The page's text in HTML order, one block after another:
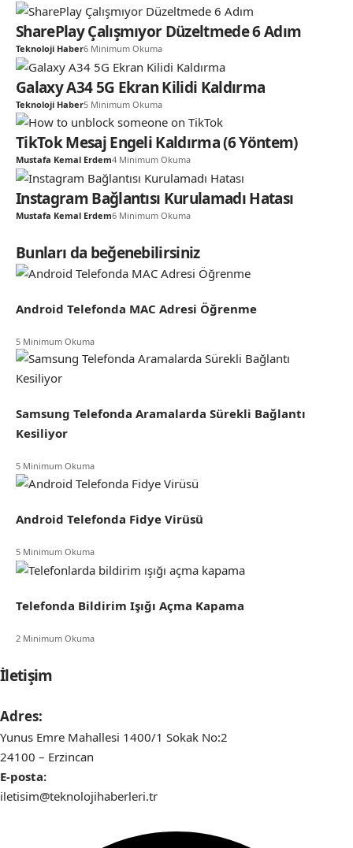
SharePlay Çalışmıyor Düzeltmede 6 Adım
Teknoloji Haber6 Minimum Okuma
Galaxy A34 5G Ekran Kilidi Kaldırma
Teknoloji Haber5 Minimum Okuma
TikTok Mesaj Engeli Kaldırma (6 Yöntem)
Mustafa Kemal Erdem4 Minimum Okuma
Instagram Bağlantısı Kurulamadı Hatası
Mustafa Kemal Erdem6 Minimum Okuma
Bunları da beğenebilirsiniz
Android Telefonda MAC Adresi Öğrenme
5 Minimum Okuma
Samsung Telefonda Aramalarda Sürekli Bağlantı
Kesiliyor
5 Minimum Okuma
Android Telefonda Fidye Virüsü
5 Minimum Okuma
Telefonda Bildirim Işığı Açma Kapama
2 Minimum Okuma
İletişim
Adres:
Yunus Emre Mahallesi 1400/1 Sokak No:2
24100 – Erzincan
E-posta:
iletisim@teknolojihaberleri.tr